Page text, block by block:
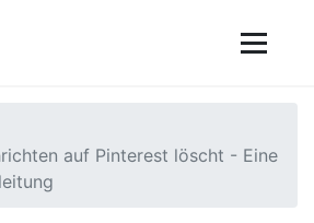
auf Pinterest löscht - Eine